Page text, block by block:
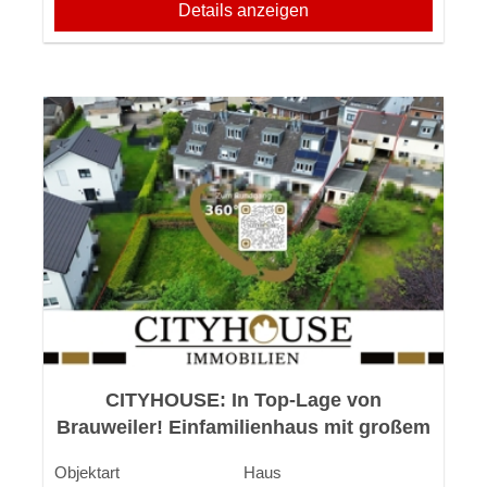
Details anzeigen
CITYHOUSE: In Top-Lage von
Brauweiler! Einfamilienhaus mit großem
Objektart
Haus